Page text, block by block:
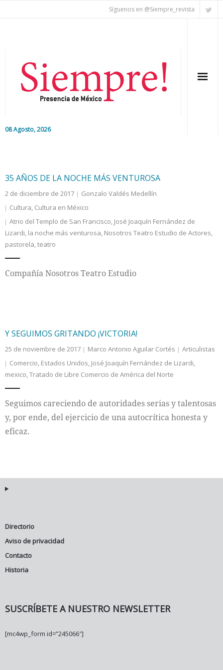
Síguenos en @Siempre_revista
08 Agosto, 2026
Editorial
Nacional
Colaboradores
Internacional
Cultura
35 AÑOS DE LA NOCHE MÁS VENTUROSA
2 de diciembre de 2017
Gonzalo Valdés Medellín
Cultura, Cultura en México
Atrio del Templo de San Francisco, José Joaquín Fernández de
Lizardi, la noche más venturosa, Nosotros Teatro Estudio de Actores,
pastorela,teatro
Compañía Nosotros Teatro Estudio
Y SEGUIMOS GRITANDO ¡VICTORIA!
25 de noviembre de 2017 Marco Antonio Aguilar Cortés
Articulistas
Comercio, Estados Unidos, José Joaquín Fernández de Lizardi,
mexico,Tratado de Libre Comercio de América del Norte
Seguimos careciendo de autoridades serias y talentosas
y, por ende, del ejercicio de una autocrítica honesta y
eficaz.
Directorio
Aviso de privacidad
Contacto
Historia
SUSCRÍBETE A NUESTRO NEWSLETTER
[mc4wp_form id=”245066″]